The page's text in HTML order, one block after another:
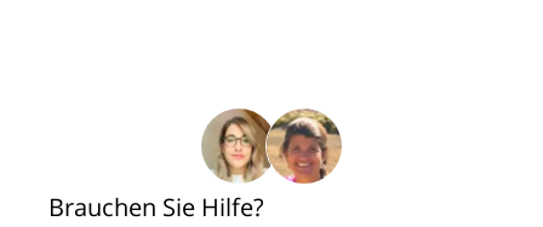
Brauchen Sie Hilfe?